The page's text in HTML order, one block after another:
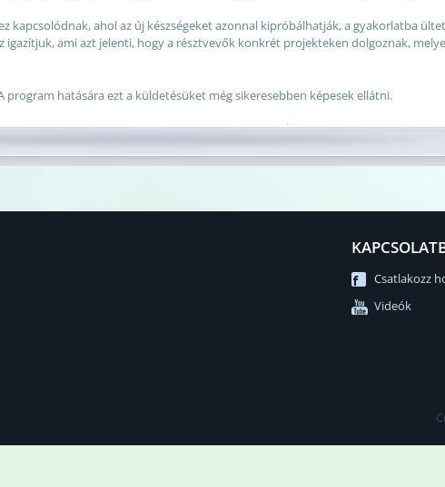
kapcsolódnak, ahol az új készségeket azonnal kipróbálhatják, a gyakorlatba
ami azt jelenti, hogy a résztvevők konkrét projekteken dolgoznak,
hatására ezt a küldetésüket még sikeresebben képesek ellátni.
Csatlakozz
Videók